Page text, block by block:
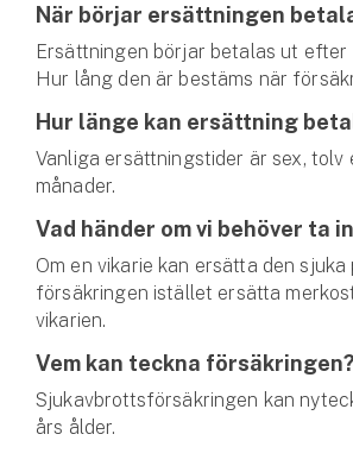
När börjar ersättningen
Ersättningen börjar betalas ut efter
Hur lång den är bestäms när
Hur länge kan ersättning
Vanliga ersättningstider är sex, tolv
månader.
Vad händer om vi behöver ta
Om en vikarie kan ersätta den sjuka
försäkringen istället ersätta
vikarien.
Vem kan teckna försäkringen?
Sjukavbrottsförsäkringen kan
års ålder.